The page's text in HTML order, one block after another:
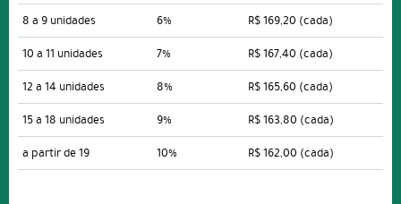
8 a 9 unidades
6% R$ 169,20 (cada)
10 a 11 unidades
7% R$ 167,40 (cada)
12 a 14 unidades
8% R$ 165,60 (cada)
15 a 18 unidades
9% R$ 163,80 (cada)
a partir de 19
10% R$ 162,00 (cada)